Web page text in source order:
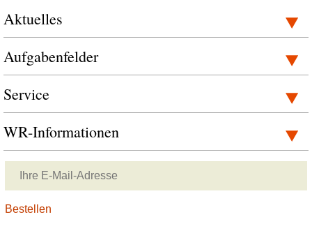
Aktuelles
Aufgabenfelder
Service
WR-Informationen